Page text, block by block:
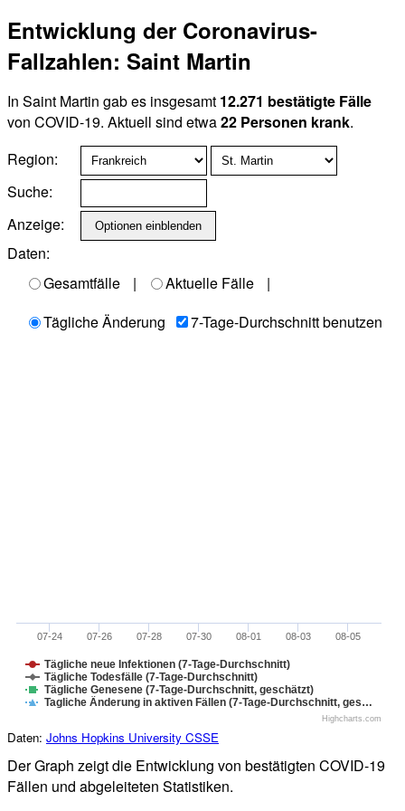
Entwicklung der Coronavirus-
Fallzahlen: Saint Martin
In Saint Martin gab es insgesamt 12.271 bestätigte Fälle
von COVID-19. Aktuell sind etwa22 Personen krank.
Region:
Suche:
Anzeige:
Daten:
Gesamtfälle
| Aktuelle Fälle
|
Tägliche Änderung
7-Tage-Durchschnitt benutzen
Tägliche neue Infektionen (7-Tage-Durchschnitt)
Tägliche Todesfälle (7-Tage-Durchschnitt)
Tägliche Genesene (7-Tage-Durchschnitt, geschätzt)
Tagliche Änderung in aktiven Fällen (7-Tage-Durchschnitt, ges…
07-24 07-26 07-28 07-30 08-01 08-03 08-05
Highcharts.com
Daten: Johns Hopkins University CSSE
Der Graph zeigt die Entwicklung von bestätigten COVID-19
Fällen und abgeleiteten Statistiken.